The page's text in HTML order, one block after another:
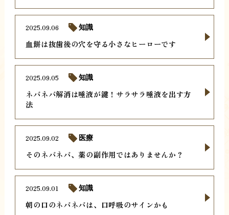
血餅は抜歯後の穴を守る小さなヒーローです
2025.09.06 知識
ネバネバ解消は唾液が鍵！サラサラ唾液を出す方
法
2025.09.05 知識
そのネバネバ、薬の副作用ではありませんか？
2025.09.02 医療
朝の口のネバネバは、口呼吸のサインかも
2025.09.01 知識